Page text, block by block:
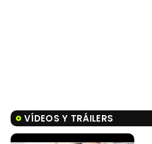
VÍDEOS Y TRÁILERS